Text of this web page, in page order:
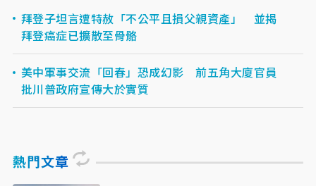
拜登子坦言遭特赦「不公平且損父親資產」 並揭
拜登癌症已擴散至骨骼
美中軍事交流「回春」恐成幻影 前五角大廈官員
批川普政府宣傳大於實質
熱門文章